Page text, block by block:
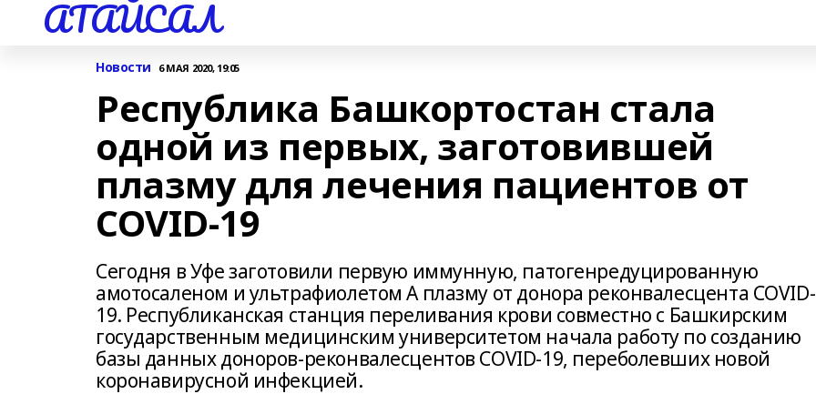
АТАЙСАЛ
Новости 6 МАЯ 2020, 19:05
Республика Башкортостан стала
одной из первых, заготовившей
плазму для лечения пациентов от
COVID-19
Сегодня в Уфе заготовили первую иммунную, патогенредуцированную
амотосаленом и ультрафиолетом А плазму от донора реконвалесцента COVID-
19. Республиканская станция переливания крови совместно с Башкирским
государственным медицинским университетом начала работу по созданию
базы данных доноров-реконвалесцентов COVID-19, переболевших новой
коронавирусной инфекцией.